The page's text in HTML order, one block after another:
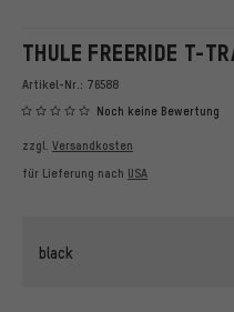
THULE FREERIDE T-
Artikel-Nr.: 76588
Noch keine Bewertung
zzgl. Versandkosten
für Lieferung nach USA
black